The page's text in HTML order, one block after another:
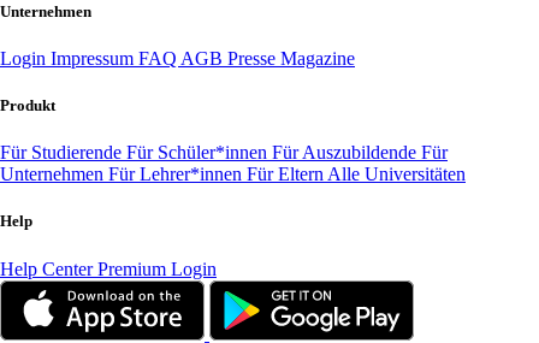
Unternehmen
Login Impressum FAQ AGB Presse Magazine
Produkt
Für Studierende Für Schüler*innen Für Auszubildende Für
Unternehmen Für Lehrer*innen Für Eltern Alle Universitäten
Help
Help CenterPremium Login